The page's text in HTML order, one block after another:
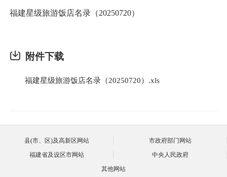
福建星级旅游饭店名录（20250720）
附件下载
福建星级旅游饭店名录（20250720）.xls
县(市、区)及高新区网站
市政府部门网站
福建省及设区市网站
中央人民政府
其他网站